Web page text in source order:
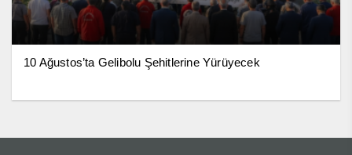
10 Ağustos’ta Gelibolu Şehitlerine Yürüyecek